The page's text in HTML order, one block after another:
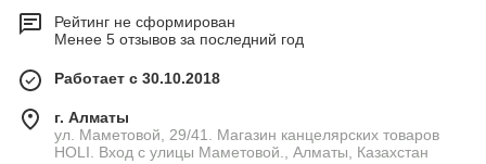
Рейтинг не сформирован
Менее 5 отзывов за последний год
Работает с 30.10.2018
г. Алматы
ул. Маметовой, 29/41. Магазин канцелярских товаров
HOLI. Вход с улицы Маметовой., Алматы, Казахстан